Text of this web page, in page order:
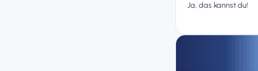
Ja, das kannst du!